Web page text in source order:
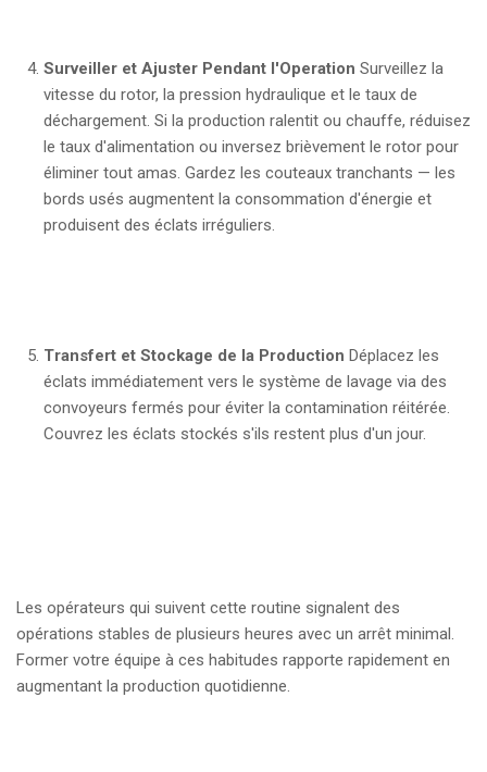
Surveiller et Ajuster Pendant l'Operation Surveillez la
vitesse du rotor, la pression hydraulique et le taux de
déchargement. Si la production ralentit ou chauffe, réduisez
le taux d'alimentation ou inversez brièvement le rotor pour
éliminer tout amas. Gardez les couteaux tranchants — les
bords usés augmentent la consommation d'énergie et
produisent des éclats irréguliers.
Transfert et Stockage de la Production Déplacez les
éclats immédiatement vers le système de lavage via des
convoyeurs fermés pour éviter la contamination réitérée.
Couvrez les éclats stockés s'ils restent plus d'un jour.
Les opérateurs qui suivent cette routine signalent des
opérations stables de plusieurs heures avec un arrêt minimal.
Former votre équipe à ces habitudes rapporte rapidement en
augmentant la production quotidienne.